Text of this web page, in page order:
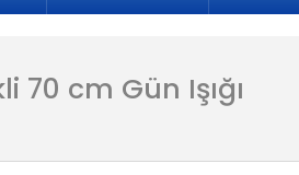
70 cm Gün Işığı